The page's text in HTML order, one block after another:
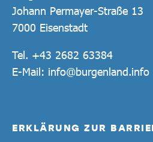
Johann Permayer-Straße 13
7000 Eisenstadt
Tel. +43 2682 63384
E-Mail: info@burgenland.info
ERKLÄRUNG ZUR